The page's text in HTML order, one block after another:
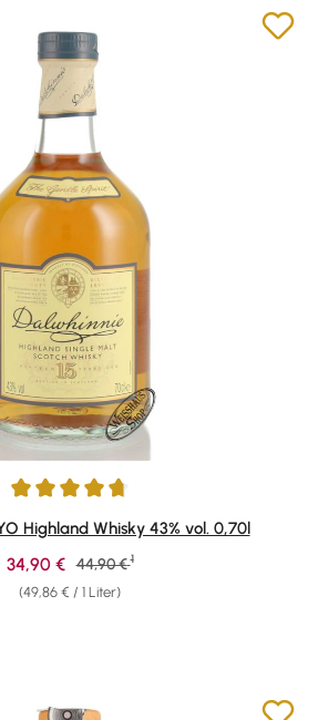
von 4.82 von 5 Sternen
Highland Whisky 43% vol. 0,70l
(49,86 € / 1 Liter)
Verkaufspreis:
34,90 € Regulärer Preis:
44,90 € 1